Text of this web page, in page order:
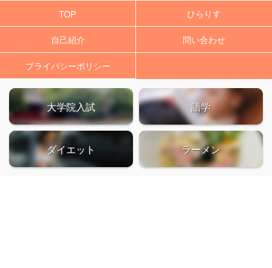
TOP ひらりす
自己紹介 問い合わせ
プライバシーポリシー
大学院入試 語学
ダイエット ラーメン